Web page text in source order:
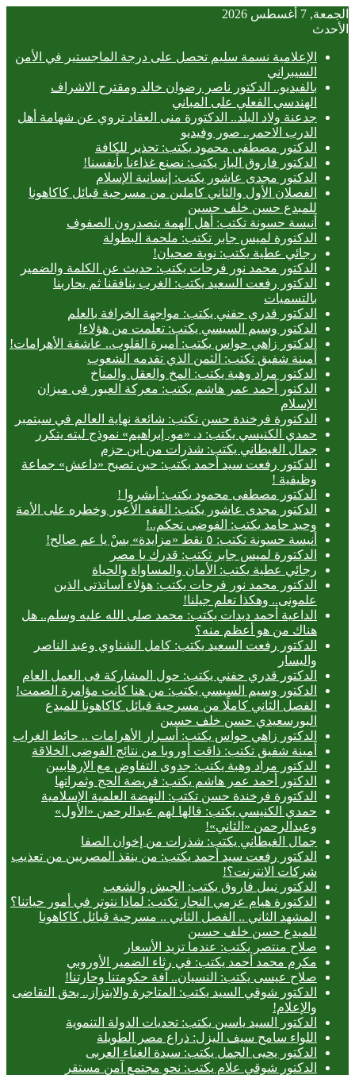
الجمعة, 7 أغسطس 2026
الأحدث
الإعلامية نسمة سليم تحصل على درجة الماجستير في الأمن
السيبراني
بالفيديو.. ‎الدكتور ناصر رضوان خالد ومقترح الاشراف
الهندسي الفعلي على المباني
جدعنة ولاد البلد.. الدكتورة منى العقاد تروي عن شهامة أهل
الدرب الاحمر.. صور وفيديو
الدكتور مصطفى محمود يكتب: تحذير للكافة
الدكتور فاروق الباز يكتب: نصنع غذاءنا بأنفسنا!
الدكتور مجدى عاشور يكتب: إنسانية الإسلام
الفصلان الأول والثاني كاملين من مسرحية قبائل كاكاهونا
للمبدع حسن خلف حسين
أنيسة حسونة تكتب: أهل الهمة يتصدرون الصفوف
الدكتورة لميس جابر تكتب: ملحمة البطولة
رجائي عطية يكتب: نوبة صحيان!
الدكتور محمد نور فرحات يكتب: حديث عن الكلمة والضمير
الدكتور رفعت السعيد يكتب: الغرب ينافقنا ثم يحاربنا
بالتسميات
الدكتور قدري حفني يكتب: مواجهة الخرافة بالعلم
الدكتور وسيم السيسي يكتب: تعلمت من هؤلاء!
الدكتور زاهي حواس يكتب: أميرة القلوب.. عاشقة الأهرامات!
أمينة شفيق تكتب: الثمن الذي تقدمه الشعوب
الدكتور مراد وهبة يكتب: المخ والعقل والمناخ
الدكتور أحمد عمر هاشم يكتب: معركة العبور فى ميزان
الإسلام
الدكتورة فرخندة حسن تكتب: شائعة نهاية العالم في سبتمبر
حمدي الكنيسي يكتب: د. «مو. إبراهيم» نموذج ليته يتكرر
جمال الغيطاني يكتب: شذرات من ابن حزم
الدكتور رفعت سيد أحمد يكتب: حين تصبح «داعش» جماعة
وظيفية !
الدكتور مصطفى محمود يكتب: أبشروا !
الدكتور مجدى عاشور يكتب: الفقه الأعور وخطره على الأمة
وحيد حامد يكتب: الفوضى تحكم..!
أنيسة حسونة تكتب: ٥ نقط «مزايدة» بسْ يا عم صالح!
الدكتورة لميس جابر تكتب: قدرك يا مصر
رجائي عطية يكتب: الأمان والمساواة والحياة
الدكتور محمد نور فرحات يكتب: هؤلاء أساتذتى الذين
علمونى.. وهكذا تعلم جيلنا!
الداعية أحمد ديدات يكتب: محمد صلى الله عليه وسلم.. هل
هناك من هو أعظم منه؟
الدكتور رفعت السعيد يكتب: كامل الشناوي وعبد الناصر
واليسار
الدكتور قدري حفني يكتب: حول المشاركة فى العمل العام
الدكتور وسيم السيسي يكتب: من هنا كانت مؤامرة الصمت!
الفصل الثاني كاملًا من مسرحية قبائل كاكاهونا للمبدع
البورسعيدي حسن خلف حسين
الدكتور زاهي حواس يكتب: أسـرار الأهرامات .. حائط الغراب
أمينة شفيق تكتب: ذاقت أوروبا من نتائج الفوضى الخلاقة
الدكتور مراد وهبة يكتب: جدوى التفاوض مع الإرهابيين
الدكتور أحمد عمر هاشم يكتب: فريضة الحج وثمراتها
الدكتورة فرخندة حسن تكتب: النهضة العلمية الإسلامية
حمدي الكنيسي يكتب: قالها لهم عبدالرحمن «الأول»
وعبدالرحمن «الثاني»!
جمال الغيطاني يكتب: شذرات من إخوان الصفا
الدكتور رفعت سيد أحمد يكتب: من ينقذ المصريين من تعذيب
شركات الانترنت؟!
الدكتور نبيل فاروق يكتب: الجيش والشعب
الدكتورة هيام عزمي النجار تكتب: لماذا نتوتر في أمور حياتنا؟
المشهد الثاني .. الفصل الثاني .. مسرحية قبائل كاكاهونا
للمبدع حسن خلف حسين
صلاح منتصر يكتب: عندما تزيد الأسعار
مكرم محمد أحمد يكتب: في رثاء الضمير الأوروبي
صلاح عيسى يكتب: النسيان.. آفة حكومتنا وحارتنا!
الدكتور شوقي السيد يكتب: المتاجرة والابتزاز.. بحق التقاضى
والإعلام!
الدكتور السيد ياسين يكتب: تحديات الدولة التنموية
اللواء سامح سيف اليزل: ذراع مصر الطويلة
الدكتور يحيى الجمل يكتب: سيدة الغناء العربى
الدكتور شوقي علام يكتب: نحو مجتمع آمن مستقر